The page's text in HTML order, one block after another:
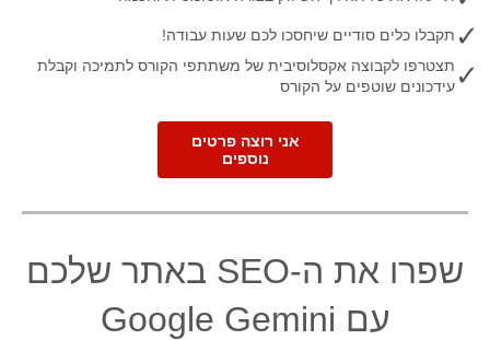
​תקבלו כלים סודיים שיחסכו לכם שעות עבודה! ✓
תצטרפו לקבוצה אקסלוסיבית של משתתפי הקורס לתמיכה וקבלת
עידכונים שוטפים על הקורס ✓
אני רוצה פרטים
נוספים
שפרו את ה-SEO באתר שלכם
עם Google Gemini